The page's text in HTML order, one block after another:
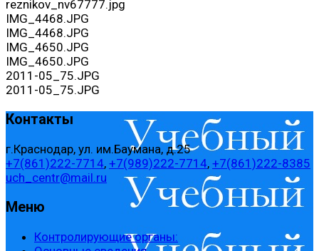
reznikov_nv67777.jpg
IMG_4468.JPG
IMG_4468.JPG
IMG_4650.JPG
IMG_4650.JPG
2011-05_75.JPG
2011-05_75.JPG
Контакты
г.Краснодар, ул. им.Баумана, д.25
+7(861)222-7714, +7(989)222-7714, +7(861)222-8385
uch_centr@mail.ru
Меню
Контролирующие органы: